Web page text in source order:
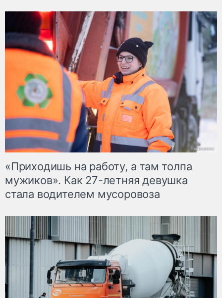
«Приходишь на работу, а там толпа
мужиков». Как 27-летняя девушка
стала водителем мусоровоза